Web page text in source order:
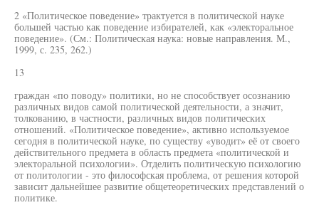
2 «Политическое поведение» трактуется в политической науке
большей частью как поведение избирателей, как «электоральное
поведение». (См.: Политическая наука: новые направления. М.,
1999, с. 235, 262.)
13
граждан «по поводу» политики, но не способствует осознанию
различных видов самой политической деятельности, а значит,
толкованию, в частности, различных видов политических
отношений. «Политическое поведение», активно используемое
сегодня в политической науке, по существу «уводит» её от своего
действительного предмета в область предмета «политической и
электоральной психологии». Отделить политическую психологию
от политологии - это философская проблема, от решения которой
зависит дальнейшее развитие общетеоретических представлений о
политике.